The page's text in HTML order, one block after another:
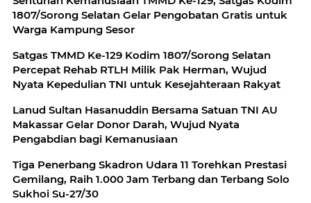
1807/Sorong Selatan Gelar Pengobatan Gratis untuk
Warga Kampung Sesor
Satgas TMMD Ke-129 Kodim 1807/Sorong Selatan
Percepat Rehab RTLH Milik Pak Herman, Wujud
Nyata Kepedulian TNI untuk Kesejahteraan Rakyat
Lanud Sultan Hasanuddin Bersama Satuan TNI AU
Makassar Gelar Donor Darah, Wujud Nyata
Pengabdian bagi Kemanusiaan
Tiga Penerbang Skadron Udara 11 Torehkan Prestasi
Gemilang, Raih 1.000 Jam Terbang dan Terbang Solo
Sukhoi Su-27/30